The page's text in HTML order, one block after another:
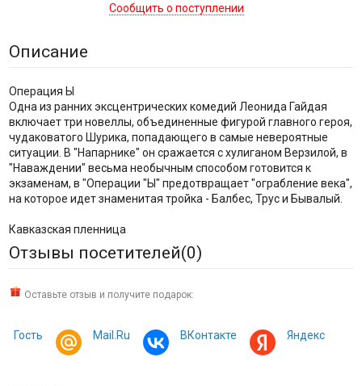
Сообщить о поступлении
Описание
Операция Ы
Одна из ранних эксцентрических комедий Леонида Гайдая
включает три новеллы, объединенные фигурой главного героя,
чудаковатого Шурика, попадающего в самые невероятные
ситуации. В "Напарнике" он сражается с хулиганом Верзилой, в
"Наваждении" весьма необычным способом готовится к
экзаменам, в "Операции "Ы" предотвращает "ограбление века",
на которое идет знаменитая тройка - Балбес, Трус и Бывалый.
Кавказская пленница
Отзывы посетителей(0)
Оставьте отзыв и получите подарок:
Гость Mail.Ru ВКонтакте Яндекс